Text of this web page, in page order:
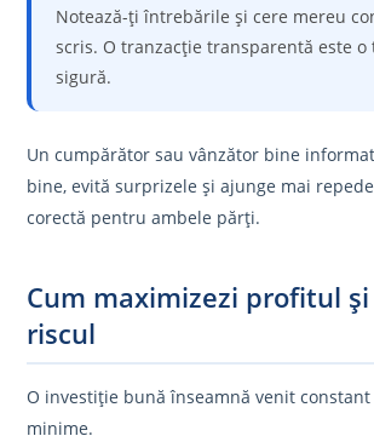
Notează-ți întrebările și cere mereu
scris. O tranzacție transparentă este o
sigură.
Un cumpărător sau vânzător bine
bine, evită surprizele și ajunge mai
corectă pentru ambele părți.
Cum maximizezi profitul
riscul
O investiție bună înseamnă venit
minime.